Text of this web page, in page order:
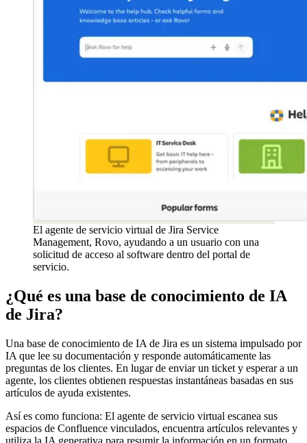
El agente de servicio virtual de Jira Service
Management, Rovo, ayudando a un usuario con una
solicitud de acceso al software dentro del portal de
servicio.
¿Qué es una base de conocimiento de IA
de Jira?
Una base de conocimiento de IA de Jira es un sistema impulsado por
IA que lee su documentación y responde automáticamente las
preguntas de los clientes. En lugar de enviar un ticket y esperar a un
agente, los clientes obtienen respuestas instantáneas basadas en sus
artículos de ayuda existentes.
Así es como funciona: El agente de servicio virtual escanea sus
espacios de Confluence vinculados, encuentra artículos relevantes y
utiliza la IA generativa para resumir la información en un formato